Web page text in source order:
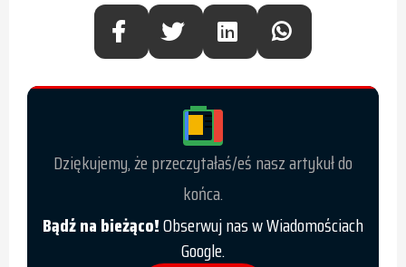
Dziękujemy, że przeczytałaś/eś nasz artykuł do
końca.
Bądź na bieżąco!Obserwuj nas w Wiadomościach
Google.